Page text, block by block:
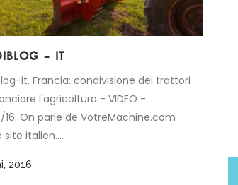
– IT
it. Francia: condivisione dei trattori
l'agricoltura - VIDEO -
On parle de VotreMachine.com
site italien....
2016